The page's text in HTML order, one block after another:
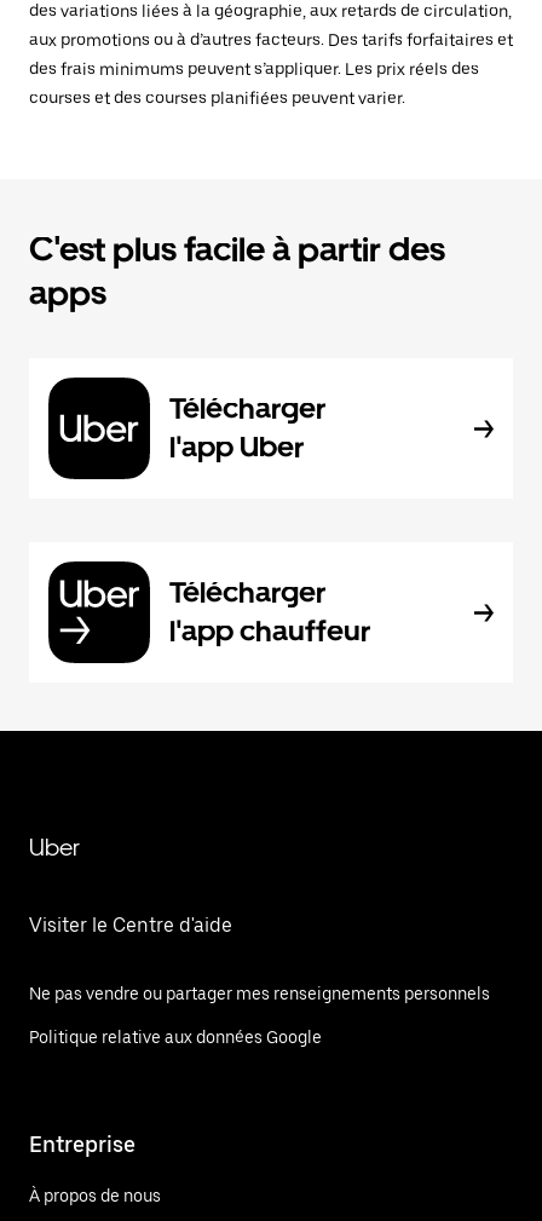
des variations liées à la géographie, aux retards de circulation,
aux promotions ou à d’autres facteurs. Des tarifs forfaitaires et
des frais minimums peuvent s’appliquer. Les prix réels des
courses et des courses planifiées peuvent varier.
C'est plus facile à partir des
apps
Télécharger
l'app Uber
Télécharger
l'app chauffeur
Uber
Visiter le Centre d'aide
Ne pas vendre ou partager mes renseignements personnels
Politique relative aux données Google
Entreprise
À propos de nous